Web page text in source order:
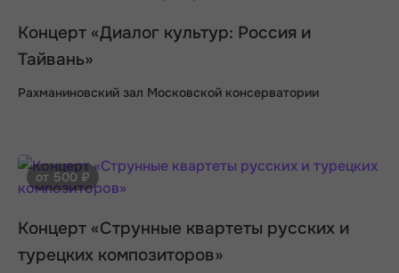
Концерт «Диалог культур: Россия и
Тайвань»
Рахманиновский зал Московской консерватории
от 500 ₽
Концерт «Струнные квартеты русских и
турецких композиторов»